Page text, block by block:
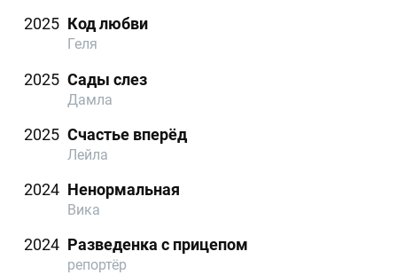
2025 Код любви
Геля
2025 Сады слез
Дамла
2025 Счастье вперёд
Лейла
2024 Ненормальная
Вика
2024 Разведенка с прицепом
репортёр